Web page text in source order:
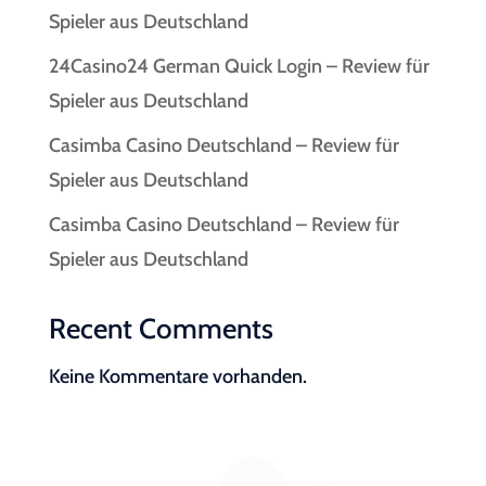
Spieler aus Deutschland
24Casino24 German Quick Login – Review für
Spieler aus Deutschland
Casimba Casino Deutschland – Review für
Spieler aus Deutschland
Casimba Casino Deutschland – Review für
Spieler aus Deutschland
Recent Comments
Keine Kommentare vorhanden.